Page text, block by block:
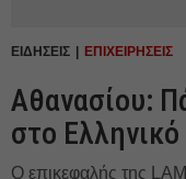
ΕΙΔΗΣΕΙΣ ΕΠΙΧΕΙΡΗΣΕΙΣ
Αθανασίου:
στο
Ο επικεφαλής της